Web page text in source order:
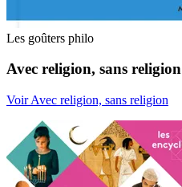
Les goûters philo
Avec religion, sans religion
Voir Avec religion, sans religion